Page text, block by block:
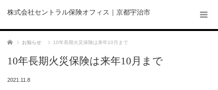
株式会社セントラル保険オフィス｜京都宇治市
ホーム お知らせ 10年長期火災保険は来年10月まで
10年長期火災保険は来年10月まで
2021.11.8